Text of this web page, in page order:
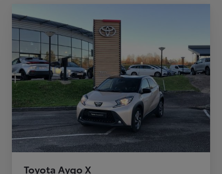
Toyota Aygo X